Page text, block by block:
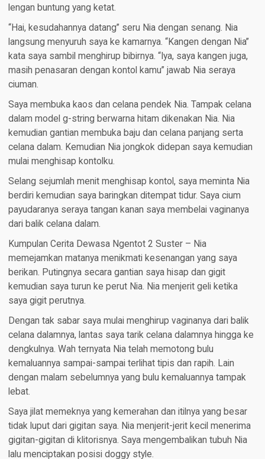
lengan buntung yang ketat.
“Hai, kesudahannya datang” seru Nia dengan senang. Nia
langsung menyuruh saya ke kamarnya. “Kangen dengan Nia”
kata saya sambil menghirup bibirnya. “Iya, saya kangen juga,
masih penasaran dengan kontol kamu” jawab Nia seraya
ciuman.
Saya membuka kaos dan celana pendek Nia. Tampak celana
dalam model g-string berwarna hitam dikenakan Nia. Nia
kemudian gantian membuka baju dan celana panjang serta
celana dalam. Kemudian Nia jongkok didepan saya kemudian
mulai menghisap kontolku.
Selang sejumlah menit menghisap kontol, saya meminta Nia
berdiri kemudian saya baringkan ditempat tidur. Saya cium
payudaranya seraya tangan kanan saya membelai vaginanya
dari balik celana dalam.
Kumpulan Cerita Dewasa Ngentot 2 Suster – Nia
memejamkan matanya menikmati kesenangan yang saya
berikan. Putingnya secara gantian saya hisap dan gigit
kemudian saya turun ke perut Nia. Nia menjerit geli ketika
saya gigit perutnya.
Dengan tak sabar saya mulai menghirup vaginanya dari balik
celana dalamnya, lantas saya tarik celana dalamnya hingga ke
dengkulnya. Wah ternyata Nia telah memotong bulu
kemaluannya sampai-sampai terlihat tipis dan rapih. Lain
dengan malam sebelumnya yang bulu kemaluannya tampak
lebat.
Saya jilat memeknya yang kemerahan dan itilnya yang besar
tidak luput dari gigitan saya. Nia menjerit-jerit kecil menerima
gigitan-gigitan di klitorisnya. Saya mengembalikan tubuh Nia
lalu menciptakan posisi doggy style.